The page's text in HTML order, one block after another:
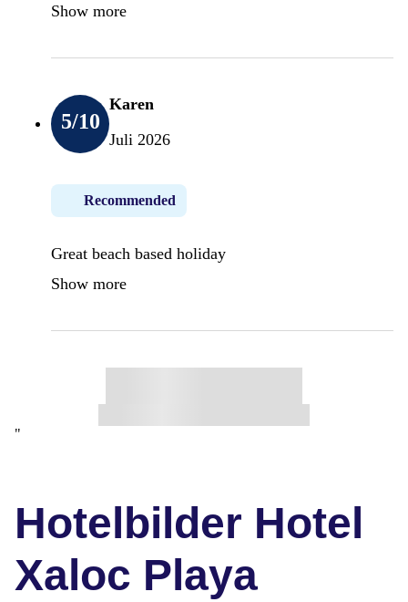
Show more
5/10
Karen
Juli 2026
Recommended
Great beach based holiday
Show more
"
Hotelbilder Hotel
Xaloc Playa